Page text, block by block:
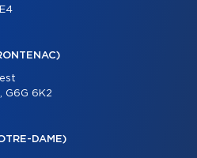
G6G 6K2
DAME)